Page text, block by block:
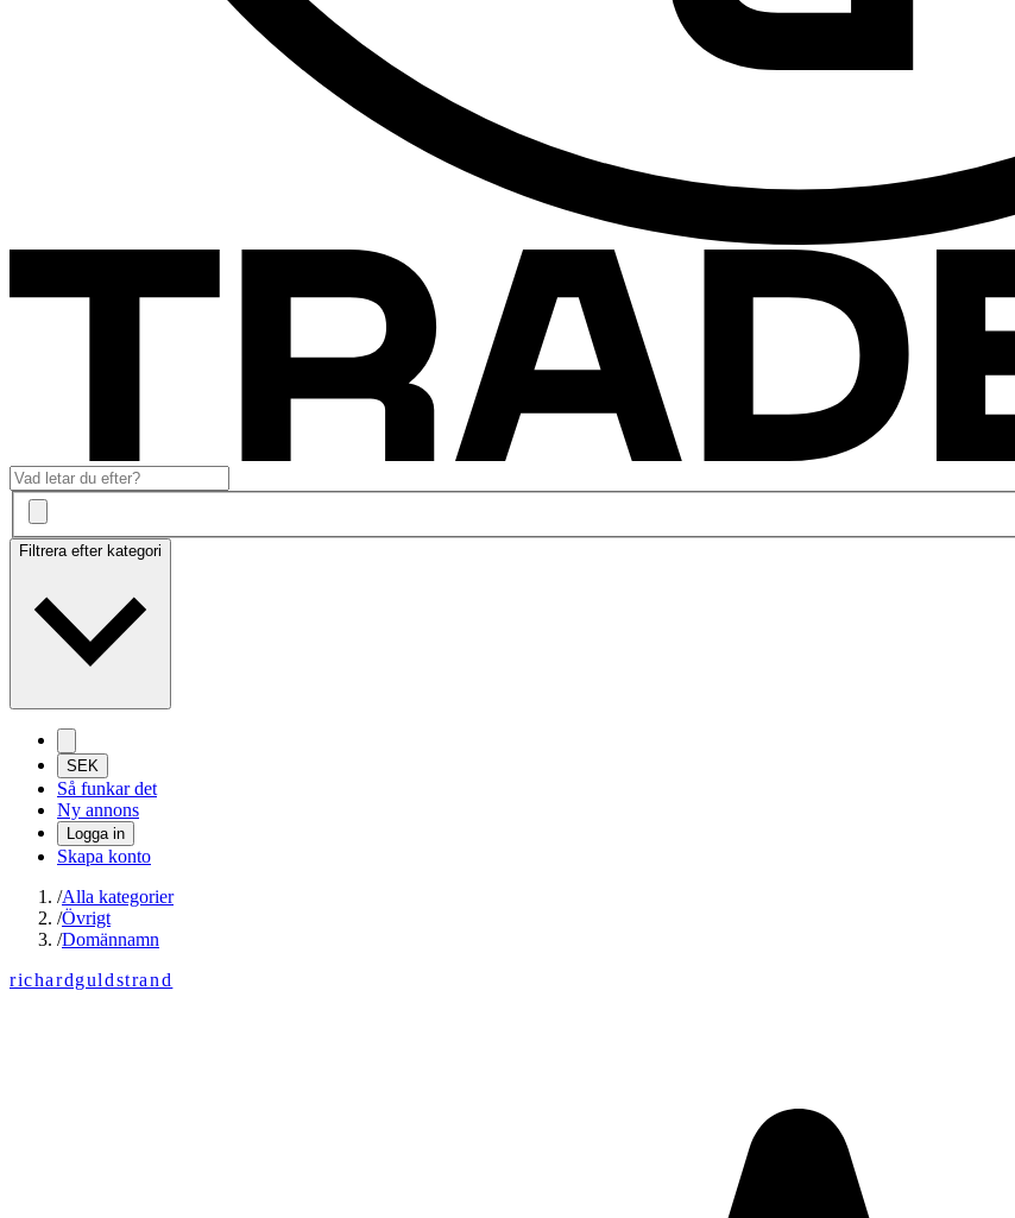
Filtrera efter kategori
SEK
Så funkar det
Ny annons
Logga in
Skapa konto
/Alla kategorier
/Övrigt
/Domännamn
richardguldstrand